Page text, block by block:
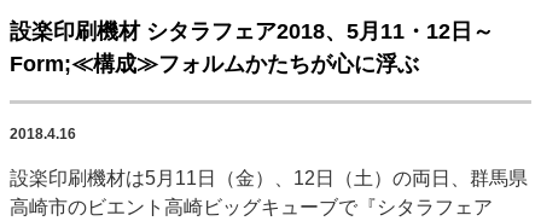
新着記事 特集記事
動画コンテンツ
インタビュー
コレクション
SDGs・地域
ポストプレス ビジネス イベント 信用情報
業界
設楽印刷機材 シタラフェア2018、5月11・12日～
Form;≪構成≫フォルムかたちが心に浮ぶ
2018.4.16
設楽印刷機材は5月11日（金）、12日（土）の両日、群馬県
高崎市のビエント高崎ビッグキューブで『シタラフェア